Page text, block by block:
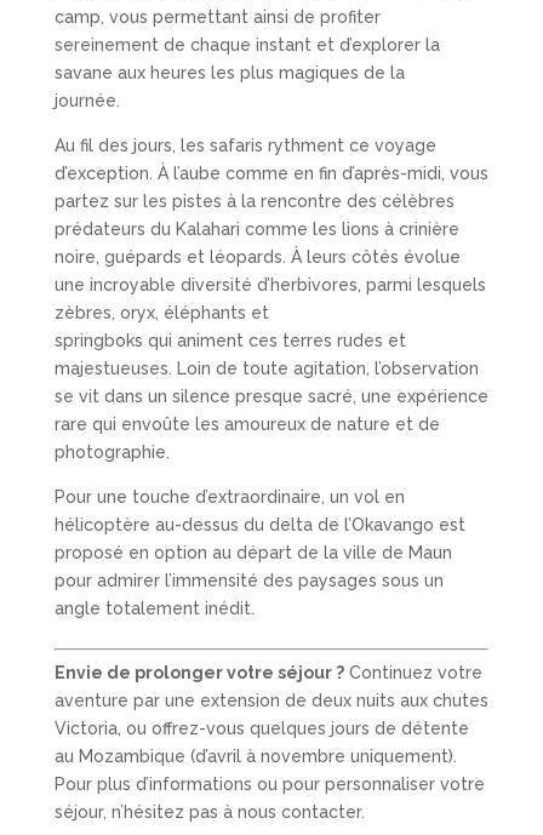
camp, vous permettant ainsi de profiter
sereinement de chaque instant et d’explorer la
savane aux heures les plus magiques de la
journée.
Au fil des jours, les safaris rythment ce voyage
d’exception. À l’aube comme en fin d’après-midi, vous
partez sur les pistes à la rencontre des célèbres
prédateurs du Kalahari comme les lions à crinière
noire, guépards et léopards. À leurs côtés évolue
une incroyable diversité d’herbivores, parmi lesquels
zèbres, oryx, éléphants et
springboks qui animent ces terres rudes et
majestueuses. Loin de toute agitation, l’observation
se vit dans un silence presque sacré, une expérience
rare qui envoûte les amoureux de nature et de
photographie.
Pour une touche d’extraordinaire, un vol en
hélicoptère au-dessus du delta de l’Okavango est
proposé en option au départ de la ville de Maun
pour admirer l’immensité des paysages sous un
angle totalement inédit.
Envie de prolonger votre séjour ? Continuez votre
aventure par une extension de deux nuits aux chutes
Victoria, ou offrez-vous quelques jours de détente
au Mozambique (d’avril à novembre uniquement).
Pour plus d’informations ou pour personnaliser votre
séjour, n’hésitez pas à nous contacter.